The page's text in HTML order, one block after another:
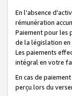
En l'absence
rémunération
Paiement pour les
de la législation
Les paiements
intégral en votre
En cas de
perçu lors du